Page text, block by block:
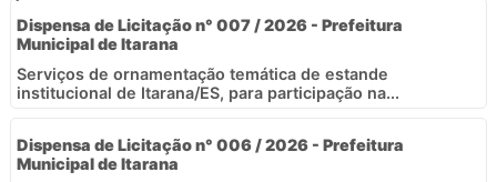
Dispensa de Licitação n° 007 / 2026 - Prefeitura
Municipal de Itarana
Serviços de ornamentação temática de estande
institucional de Itarana/ES, para participação na...
Dispensa de Licitação n° 006 / 2026 - Prefeitura
Municipal de Itarana